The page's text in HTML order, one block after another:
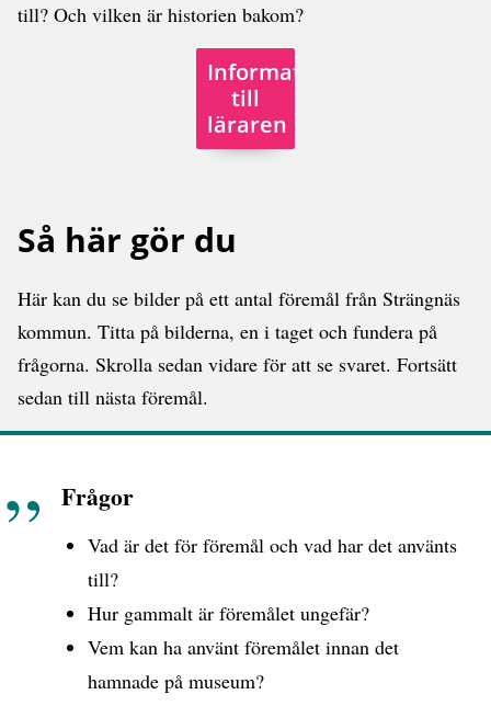
till? Och vilken är historien bakom?
Information
till
läraren
Så här gör du
Här kan du se bilder på ett antal föremål från Strängnäs
kommun. Titta på bilderna, en i taget och fundera på
frågorna. Skrolla sedan vidare för att se svaret. Fortsätt
sedan till nästa föremål.
Frågor
Vad är det för föremål och vad har det använts
till?
Hur gammalt är föremålet ungefär?
Vem kan ha använt föremålet innan det
hamnade på museum?